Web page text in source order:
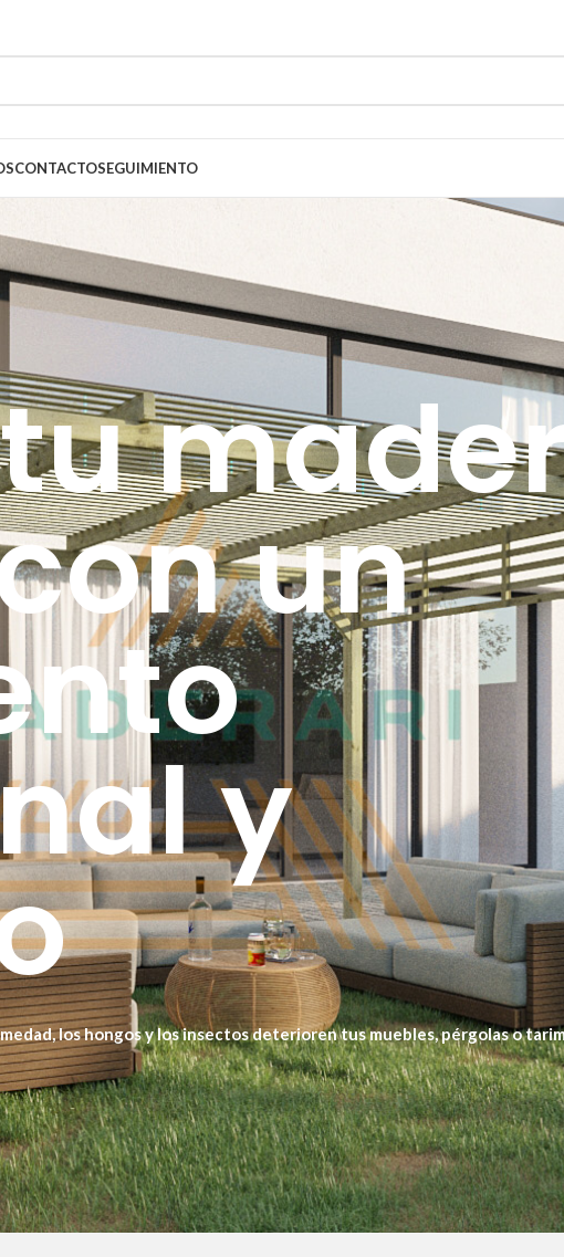
CONTACTOSEGUIMIENTO
un
y
los hongos y los insectos deterioren tus muebles, pérgolas o
Aplicamos productos profesionales que garantizan resistencia frente a